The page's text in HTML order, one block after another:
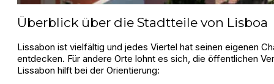
Überblick über die Stadtteile von Lisboa
Lissabon ist vielfältig und jedes Viertel hat seinen eigenen
entdecken. Für andere Orte lohnt es sich, die öffentlichen
Lissabon hilft bei der Orientierung: